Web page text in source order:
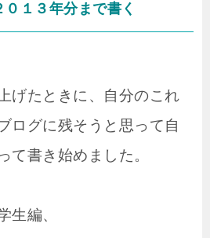
１３年分まで書く
げたときに、自分のこれ
ログに残そうと思って自
て書き始めました。
生編、